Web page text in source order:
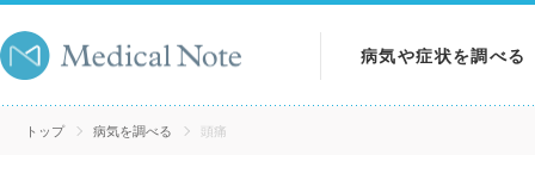
病気や症状を調べる
病気を調べる
トップ 病気を調べる 頭痛